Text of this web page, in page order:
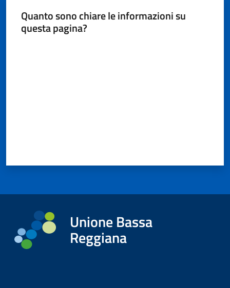
Quanto sono chiare le informazioni su
questa pagina?
Unione Bassa
Reggiana